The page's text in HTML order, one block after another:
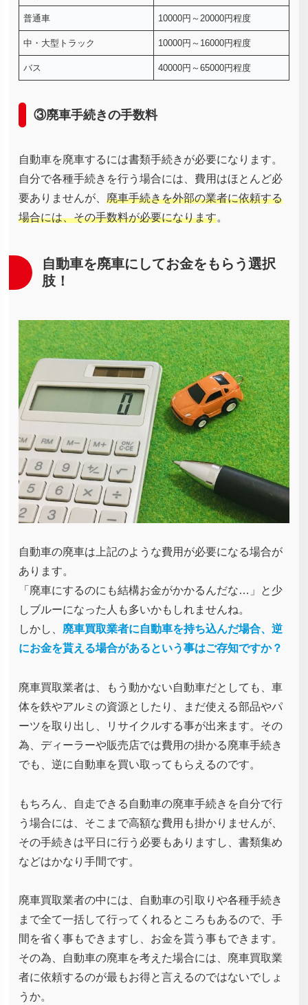
普通車 10000円～20000円程度
中・大型トラック 10000円～16000円程度
バス 40000円～65000円程度
③廃車手続きの手数料
自動車を廃車するには書類手続きが必要になります。
自分で各種手続きを行う場合には、費用はほとんど必
要ありませんが、 廃車手続きを外部の業者に依頼する
場合には、その手数料が必要になります。
自動車を廃車にしてお金をもらう選択
肢！
自動車の廃車は上記のような費用が必要になる場合が
あります。
「廃車にするのにも結構お金がかかるんだな…」と少
しブルーになった人も多いかもしれませんね。
しかし、 廃車買取業者に自動車を持ち込んだ場合、逆
にお金を貰える場合があるという事はご存知ですか？
廃車買取業者は、もう動かない自動車だとしても、車
体を鉄やアルミの資源としたり、まだ使える部品やパ
ーツを取り出し、リサイクルする事が出来ます。その
為、ディーラーや販売店では費用の掛かる廃車手続き
でも、逆に自動車を買い取ってもらえるのです。
もちろん、自走できる自動車の廃車手続きを自分で行
う場合には、そこまで高額な費用も掛かりませんが、
その手続きは平日に行う必要もありますし、書類集め
などはかなり手間です。
廃車買取業者の中には、自動車の引取りや各種手続き
まで全て一括して行ってくれるところもあるので、手
間を省く事もできますし、お金を貰う事もできます。
その為、自動車の廃車を考えた場合には、廃車買取業
者に依頼するのが最もお得と言えるのではないでしょ
うか。